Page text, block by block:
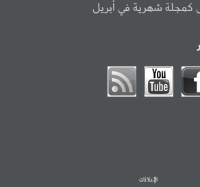
كمجلة شهرية في أبريل
الإعلانات